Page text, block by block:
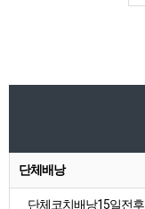
단체배낭
단체코치배낭15일전후